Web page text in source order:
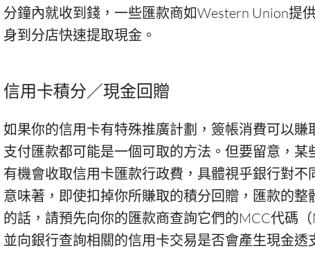
分鐘內就收到錢，一些匯款商如Western Union提
身到分店快速提取現金。
信用卡積分／現金回贈
如果你的信用卡有特殊推廣計劃，簽帳消費可以
支付匯款都可能是一個可取的方法。但要留意，
有機會收取信用卡匯款行政費，具體視乎銀行對
意味著，即使扣掉你所賺取的積分回贈，匯款的
的話，請預先向你的匯款商查詢它們的MCC代碼（
並向銀行查詢相關的信用卡交易是否會產生現金透